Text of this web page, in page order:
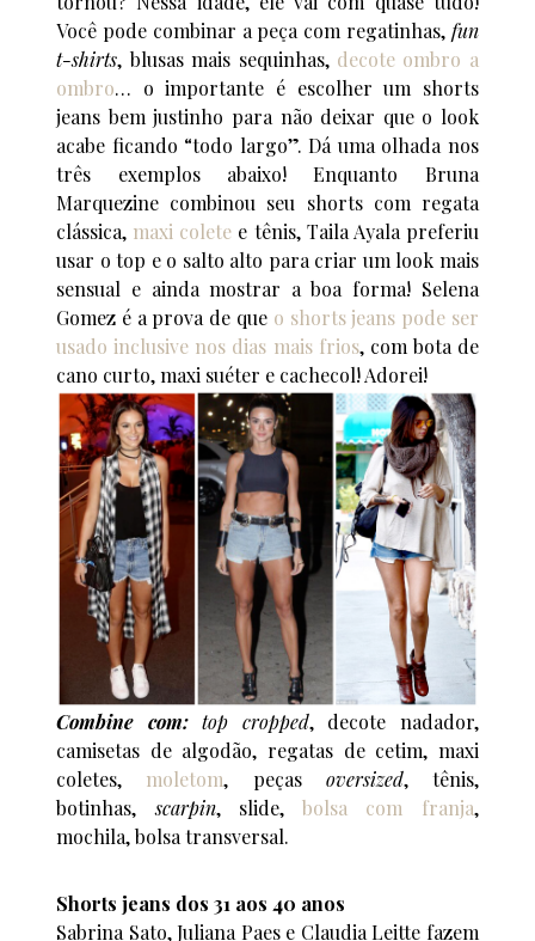
Você pode combinar a peça com regatinhas, fun
t-shirts, blusas mais sequinhas, decote ombro a
ombro… o importante é escolher um shorts
jeans bem justinho para não deixar que o look
acabe ficando “todo largo”. Dá uma olhada nos
três exemplos abaixo! Enquanto Bruna
Marquezine combinou seu shorts com regata
clássica, maxi colete e tênis, Taila Ayala preferiu
usar o top e o salto alto para criar um look mais
sensual e ainda mostrar a boa forma! Selena
Gomez é a prova de que o shorts jeans pode ser
usado inclusive nos dias mais frios, com bota de
cano curto, maxi suéter e cachecol! Adorei!
Combine com: top cropped, decote nadador,
camisetas de algodão, regatas de cetim, maxi
coletes, moletom, peças oversized, tênis,
botinhas,scarpin, slide,bolsa com franja,
mochila, bolsa transversal.
Shorts jeans dos 31 aos 40 anos
Sabrina Sato, Juliana Paes e Claudia Leitte fazem